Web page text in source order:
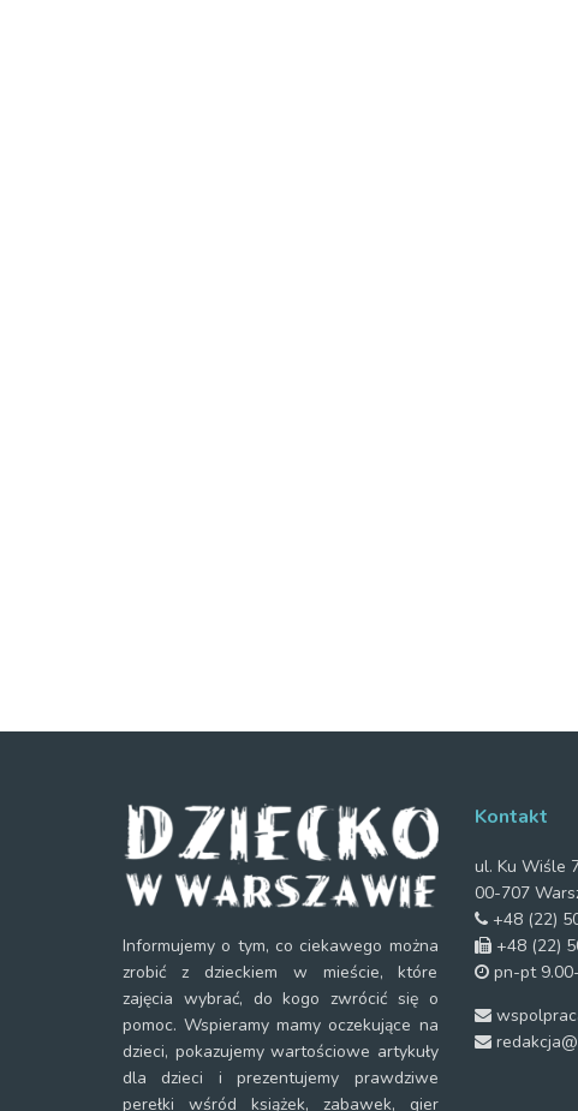
Informujemy o tym, co ciekawego można
zrobić z dzieckiem w mieście, które
zajęcia wybrać, do kogo zwrócić się o
pomoc. Wspieramy mamy oczekujące na
dzieci, pokazujemy wartościowe artykuły
dla dzieci i prezentujemy prawdziwe
perełki wśród książek, zabawek, gier
Kontakt
ul. Ku Wiśle
00-707
+48 (22)
+48 (22)
pn-pt